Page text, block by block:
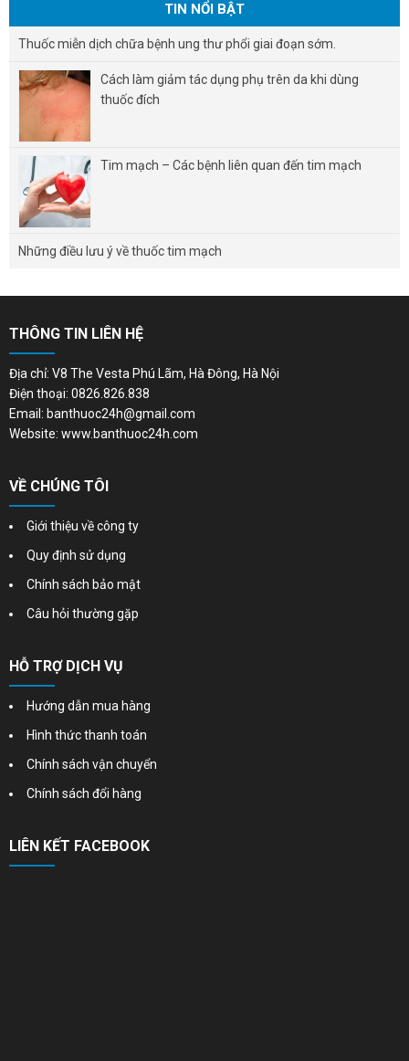
TIN NỔI BẬT
Thuốc miễn dịch chữa bệnh ung thư phổi giai đoạn sớm.
Cách làm giảm tác dụng phụ trên da khi dùng
thuốc đích
Tim mạch – Các bệnh liên quan đến tim mạch
Những điều lưu ý về thuốc tim mạch
THÔNG TIN LIÊN HỆ
Địa chỉ: V8 The Vesta Phú Lãm, Hà Đông, Hà Nội
Điện thoại: 0826.826.838
Email: banthuoc24h@gmail.com
Website: www.banthuoc24h.com
VỀ CHÚNG TÔI
Giới thiệu về công ty
Quy định sử dụng
Chính sách bảo mật
Câu hỏi thường gặp
HỖ TRỢ DỊCH VỤ
Hướng dẫn mua hàng
Hình thức thanh toán
Chính sách vận chuyển
Chính sách đổi hàng
LIÊN KẾT FACEBOOK